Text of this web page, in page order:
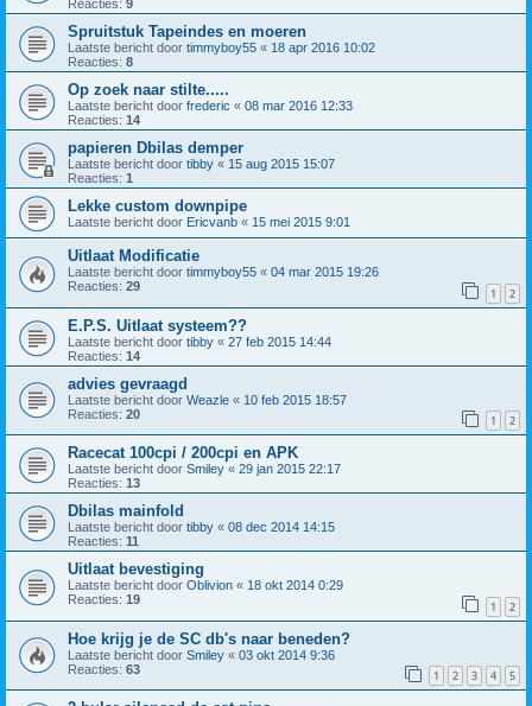
Reacties: 9
Spruitstuk Tapeindes en moeren
Laatste bericht door timmyboy55 « 18 apr 2016 10:02
Reacties: 8
Op zoek naar stilte.....
Laatste bericht door frederic « 08 mar 2016 12:33
Reacties: 14
papieren Dbilas demper
Laatste bericht door tibby « 15 aug 2015 15:07
Reacties: 1
Lekke custom downpipe
Laatste bericht door Ericvanb « 15 mei 2015 9:01
Uitlaat Modificatie
Laatste bericht door timmyboy55 « 04 mar 2015 19:26
Reacties: 29 1 2
E.P.S. Uitlaat systeem??
Laatste bericht door tibby « 27 feb 2015 14:44
Reacties: 14
advies gevraagd
Laatste bericht door Weazle « 10 feb 2015 18:57
Reacties: 20 1 2
Racecat 100cpi / 200cpi en APK
Laatste bericht door Smiley « 29 jan 2015 22:17
Reacties: 13
Dbilas mainfold
Laatste bericht door tibby « 08 dec 2014 14:15
Reacties: 11
Uitlaat bevestiging
Laatste bericht door Oblivion « 18 okt 2014 0:29
Reacties: 19 1 2
Hoe krijg je de SC db's naar beneden?
Laatste bericht door Smiley « 03 okt 2014 9:36
Reacties: 63 1 2 3 4 5